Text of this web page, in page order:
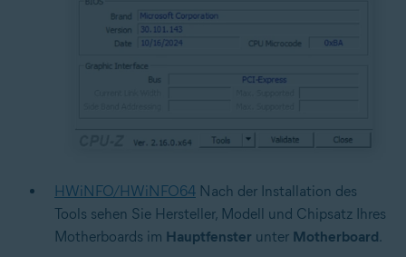
HWiNFO/HWiNFO64 Nach der Installation des
Tools sehen Sie Hersteller, Modell und Chipsatz Ihres
Motherboards im Hauptfenster unter Motherboard.